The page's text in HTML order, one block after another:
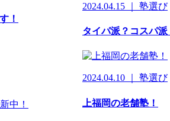
！
2024.04.15 ｜ 塾選び
タイパ派？コスパ
2024.04.10 ｜ 塾選び
上福岡の老舗塾！